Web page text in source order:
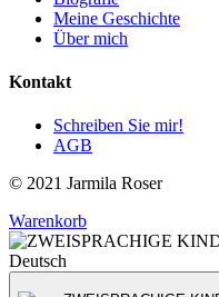
Meine Geschichte
Über mich
Kontakt
Schreiben Sie mir!
AGB
© 2021 Jarmila Roser
Warenkorb